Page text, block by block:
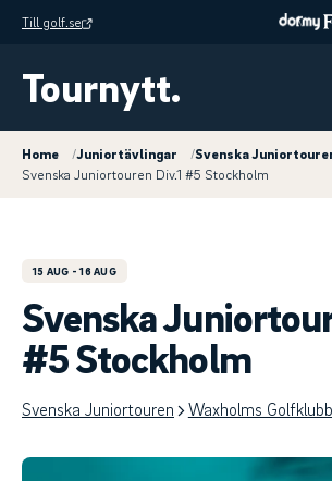
Till golf.se
Tournytt.
Home /Juniortävlingar /Svenska
Svenska Juniortouren Div.1 #5 Stockholm
15 AUG - 16 AUG
Svenska
#5 Stockholm
Svenska Juniortouren Waxholms Golfklubb